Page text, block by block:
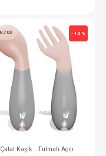
Mama Kaşığı...2 L
FIYATLARI
#068.703